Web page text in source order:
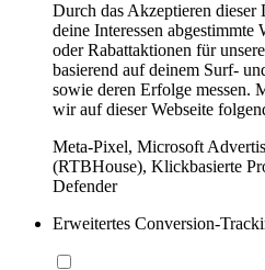
Durch das Akzeptieren
deine Interessen abgestimmte
oder Rabattaktionen für
basierend auf deinem Surf-
sowie deren Erfolge messen.
wir auf dieser Webseite
Meta-Pixel, Microsoft
(RTBHouse), Klickbasierte
Defender
Erweitertes Conversion-